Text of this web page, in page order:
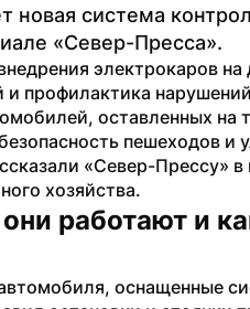
новая система
«Север-Пресса».
электрокаров
профилактика
оставленных на
пешеходов и
«Север-Прессу»
хозяйства.
работают и
оснащенные